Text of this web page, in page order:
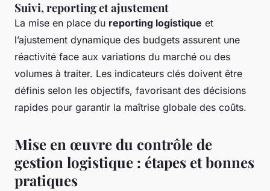
Suivi, reporting et ajustement
La mise en place du reporting logistique et
l’ajustement dynamique des budgets assurent une
réactivité face aux variations du marché ou des
volumes à traiter. Les indicateurs clés doivent être
définis selon les objectifs, favorisant des décisions
rapides pour garantir la maîtrise globale des coûts.
Mise en œuvre du contrôle de
gestion logistique : étapes et bonnes
pratiques